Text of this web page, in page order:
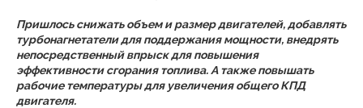
Пришлось снижать объем и размер двигателей, добавлять
турбонагнетатели для поддержания мощности, внедрять
непосредственный впрыск для повышения
эффективности сгорания топлива. А также повышать
рабочие температуры для увеличения общего КПД
двигателя.